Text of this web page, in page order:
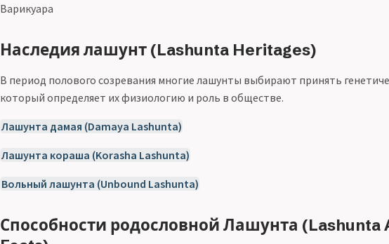
Варикуара
Наследия лашунт (Lashunta Heritages)
В период полового созревания многие лашунты выбирают принять
который определяет их физиологию и роль в обществе.
Лашунта дамая (Damaya Lashunta)
Лашунта кораша (Korasha Lashunta)
Вольный лашунта (Unbound Lashunta)
Способности родословной Лашунта (Lashunta